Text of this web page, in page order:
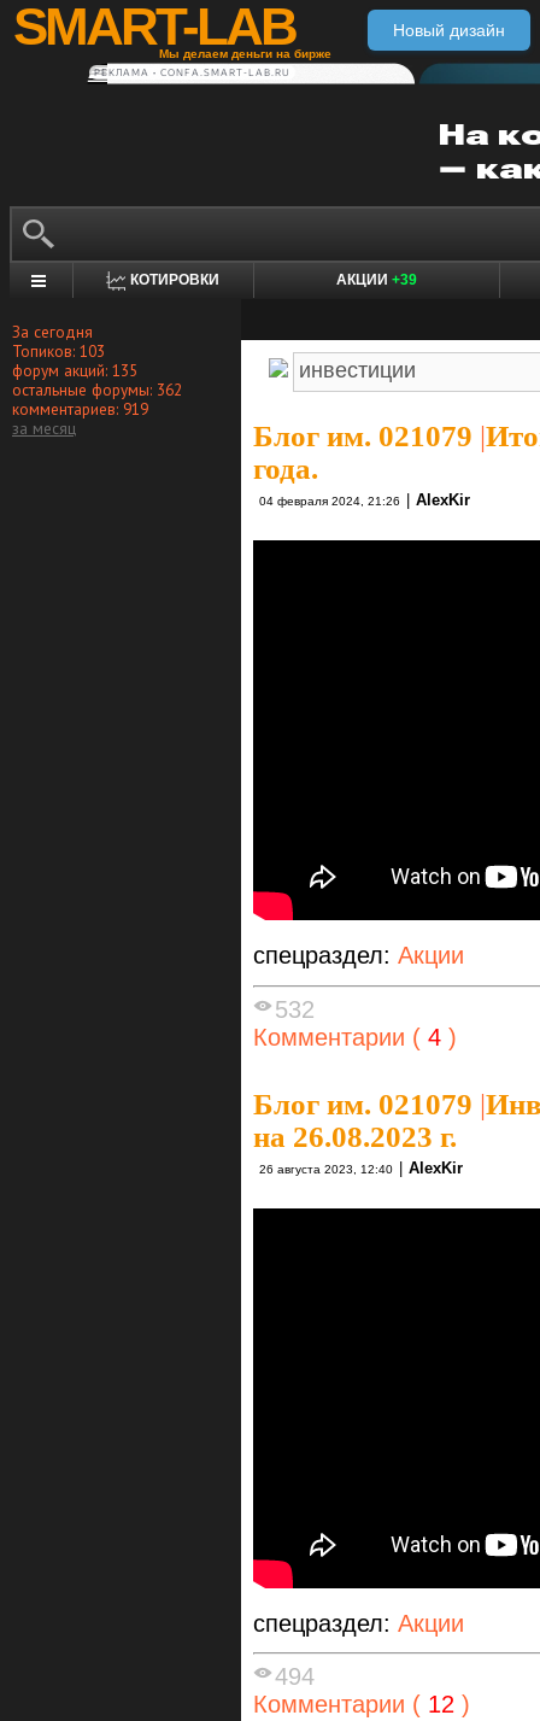
SMART-LAB
Мы делаем деньги на бирже
Новый дизайн
РЕКЛАМА • CONFA.SMART-LAB.RU
КОТИРОВКИ АКЦИИ +39
За сегодня
Топиков: 103
форум акций: 135
остальные форумы: 362
комментариев: 919
за месяц
Блог им. 021079 |
года.
04 февраля 2024, 21:26 AlexKir
спецраздел: Акции
532
Комментарии ( 4 )
Блог им. 021079 |
на 26.08.2023 г.
26 августа 2023, 12:40 | AlexKir
спецраздел: Акции
494
Комментарии ( 12 )